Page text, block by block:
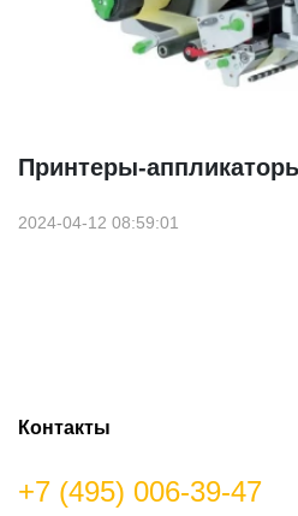
Принтеры-
2024-04-12 08:59:01
Контакты
+7 (495) 006-39-47